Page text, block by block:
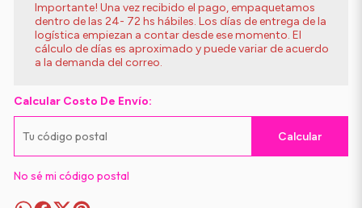
Importante! Una vez recibido el pago, empaquetamos
dentro de las 24- 72 hs hábiles. Los días de entrega de la
logística empiezan a contar desde ese momento. El
cálculo de días es aproximado y puede variar de acuerdo
a la demanda del correo.
Calcular Costo De Envío:
Calcular
No sé mi código postal